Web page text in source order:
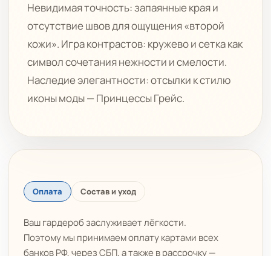
Невидимая точность: запаянные края и
отсутствие швов для ощущения «второй
кожи». Игра контрастов: кружево и сетка как
символ сочетания нежности и смелости.
Наследие элегантности: отсылки к стилю
иконы моды — Принцессы Грейс.
Оплата Состав и уход
Ваш гардероб заслуживает лёгкости.
Поэтому мы принимаем оплату картами всех
банков РФ, через СБП, а также в рассрочку —